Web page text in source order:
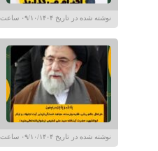
نوشته شده در تاریخ ۰۹/۱۰/۱۴۰۴ ساعت ۰۹:۴۳ |
نوشته شده در تاریخ ۰۹/۱۰/۱۴۰۴ ساعت ۰۹:۴۰ |